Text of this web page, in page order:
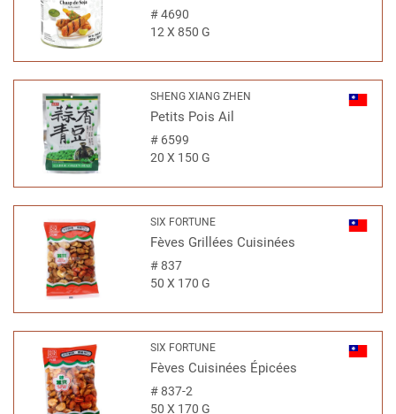
#4690
12 X 850 G
SHENG XIANG ZHEN
Petits Pois Ail
#6599
20 X 150 G
SIX FORTUNE
Fèves Grillées Cuisinées
#837
50 X 170 G
SIX FORTUNE
Fèves Cuisinées Épicées
#837-2
50 X 170 G